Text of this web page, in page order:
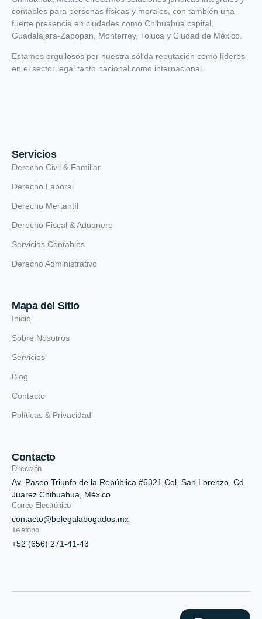
contables para personas físicas y morales, con también una
fuerte presencia en ciudades como Chihuahua capital,
Guadalajara-Zapopan, Monterrey, Toluca y Ciudad de México.
Estamos orgullosos por nuestra sólida reputación como líderes
en el sector legal tanto nacional como internacional.
Servicios
Derecho Civil & Familiar
Derecho Laboral
Derecho Mertantíl
Derecho Fiscal & Aduanero
Servicios Contables
Derecho Administrativo
Mapa del Sitio
Inicio
Sobre Nosotros
Servicios
Blog
Contacto
Políticas & Privacidad
Contacto
Dirección
Av. Paseo Triunfo de la República #6321 Col. San Lorenzo, Cd.
Juarez Chihuahua, México.
Correo Electrónico
contacto@belegalabogados.mx
Teléfono
+52 (656) 271-41-43